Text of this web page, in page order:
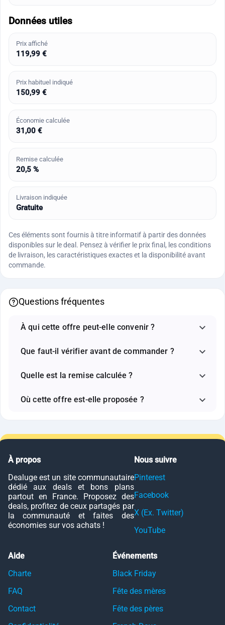
Données utiles
Prix affiché
119,99 €
Prix habituel indiqué
150,99 €
Économie calculée
31,00 €
Remise calculée
20,5 %
Livraison indiquée
Gratuite
Ces éléments sont fournis à titre informatif à partir des données
disponibles sur le deal. Pensez à vérifier le prix final, les conditions
de livraison, les caractéristiques exactes et la disponibilité avant
commande.
Questions fréquentes
À qui cette offre peut-elle convenir ?
Que faut-il vérifier avant de commander ?
Quelle est la remise calculée ?
Où cette offre est-elle proposée ?
À propos
Dealuge est un site communautaire
dédié aux deals et bons plans
partout en France. Proposez des
deals, profitez de ceux partagés par
la communauté et faites des
économies sur vos achats !
Nous suivre
Pinterest
Facebook
X (Ex. Twitter)
YouTube
Aide
Charte
FAQ
Contact
Événements
Black Friday
Fête des mères
Fête des pères